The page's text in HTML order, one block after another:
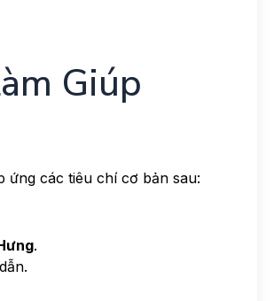
Giúp
ứng các tiêu chí cơ bản sau:
.